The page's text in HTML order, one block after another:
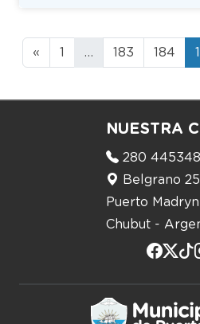
« 1 … 183 184
NUESTRA
280
Belgrano
Puerto Madryn
Chubut -